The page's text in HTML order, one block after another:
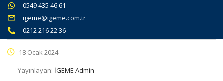
0549 435 46 61
igeme@igeme.com.tr
0212 216 22 36
18 Ocak 2024
Yayınlayan: İGEME Admin